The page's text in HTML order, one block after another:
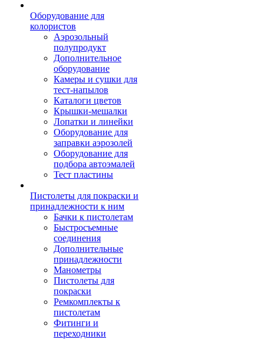
Оборудование для
колористов
Аэрозольный
полупродукт
Дополнительное
оборудование
Камеры и сушки для
тест-напылов
Каталоги цветов
Крышки-мешалки
Лопатки и линейки
Оборудование для
заправки аэрозолей
Оборудование для
подбора автоэмалей
Тест пластины
Пистолеты для покраски и
принадлежности к ним
Бачки к пистолетам
Быстросъемные
соединения
Дополнительные
принадлежности
Манометры
Пистолеты для
покраски
Ремкомплекты к
пистолетам
Фитинги и
переходники